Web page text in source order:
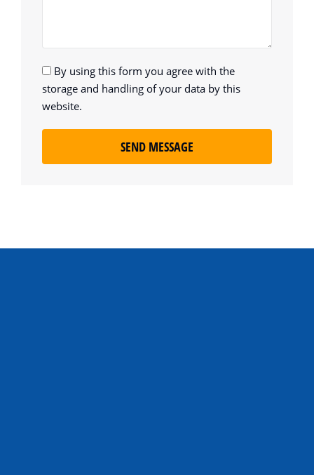
By using this form you agree with the
storage and handling of your data by this
website.
SEND MESSAGE